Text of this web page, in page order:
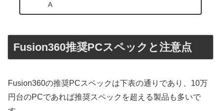
A
Fusion360推奨PCスペックと注意点
Fusion360の推奨PCスペックは下表の通りであり、10万
円台のPCであれば推奨スペックを超える製品も多いで